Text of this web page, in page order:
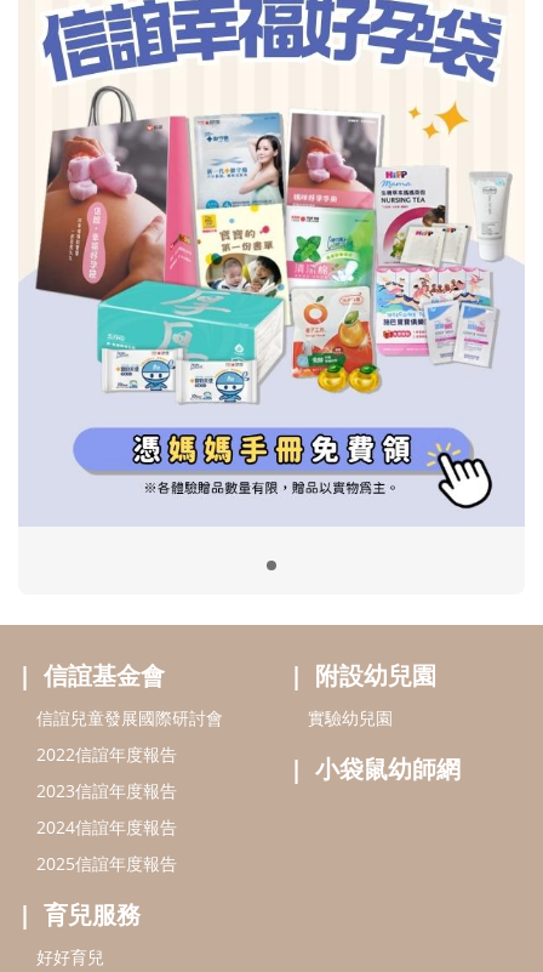
信誼基金會
2022信誼年度報告
2023信誼年度報告
2024信誼年度報告
好孕袋
分齡育兒電子報
線上教養諮詢
附設幼兒園
小袋鼠幼師網
出版服務
信誼基金出版社
閱讀推廣
Bookstart閱讀起步走